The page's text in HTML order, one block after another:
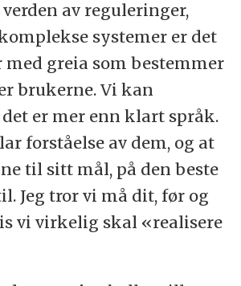
av reguleringer,
systemer er det
med greia som bestemmer
brukerne. Vi kan
er mer enn klart språk.
forståelse av dem, og at
til sitt mål, på den beste
Jeg tror vi må dit, før og
vi virkelig skal «realisere